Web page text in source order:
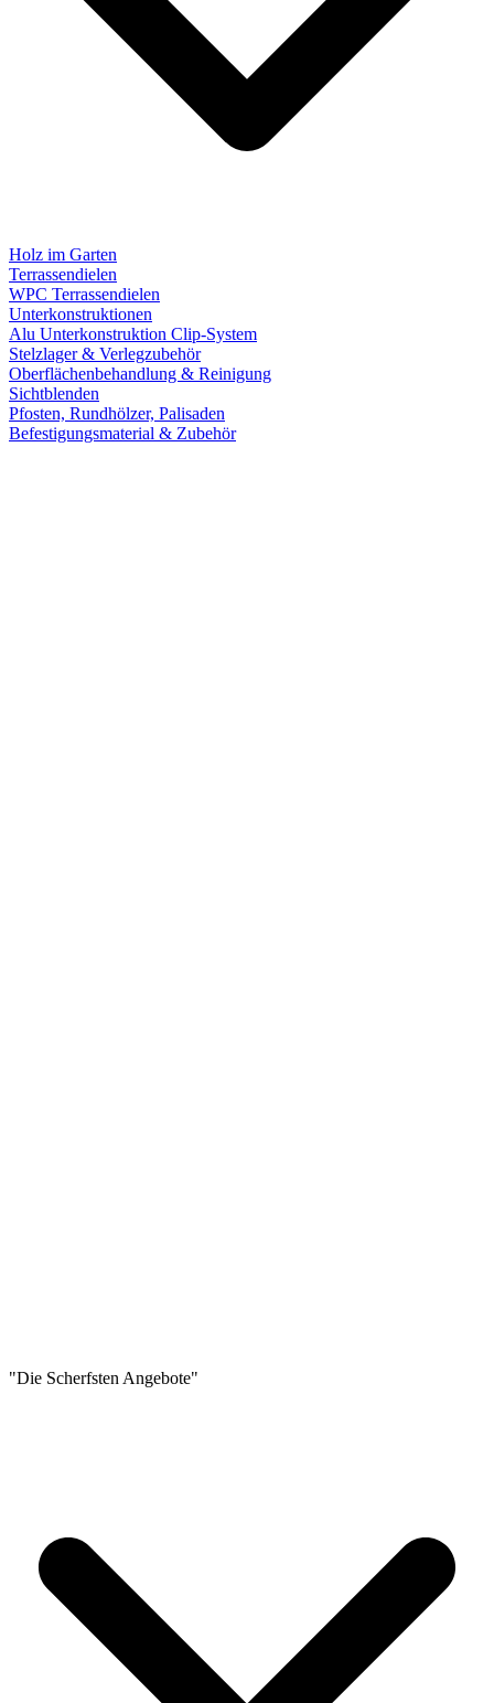
Holz im Garten
Terrassendielen
WPC Terrassendielen
Unterkonstruktionen
Alu Unterkonstruktion Clip-System
Stelzlager & Verlegzubehör
Oberflächenbehandlung & Reinigung
Sichtblenden
Pfosten, Rundhölzer, Palisaden
Befestigungsmaterial & Zubehör
"Die Scherfsten Angebote"